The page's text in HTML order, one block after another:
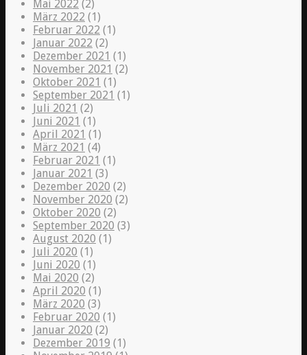
Mai 2022 (2)
März 2022 (1)
Februar 2022 (1)
Januar 2022 (2)
Dezember 2021 (1)
November 2021 (2)
Oktober 2021 (1)
September 2021 (1)
Juli 2021 (2)
Juni 2021 (1)
April 2021 (1)
März 2021 (4)
Februar 2021 (1)
Januar 2021 (3)
Dezember 2020 (2)
November 2020 (2)
Oktober 2020 (2)
September 2020 (3)
August 2020 (1)
Juli 2020 (1)
Juni 2020 (1)
Mai 2020 (2)
April 2020 (1)
März 2020 (3)
Februar 2020 (1)
Januar 2020 (2)
Dezember 2019 (1)